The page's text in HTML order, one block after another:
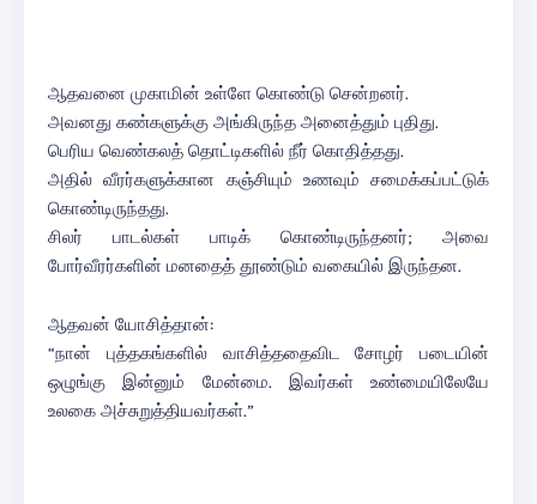
ஆதவனை முகாமின் உள்ளே கொண்டு சென்றனர்.
அவனது கண்களுக்கு அங்கிருந்த அனைத்தும் புதிது.
பெரிய வெண்கலத் தொட்டிகளில் நீர் கொதித்தது.
அதில் வீரர்களுக்கான கஞ்சியும் உணவும் சமைக்கப்பட்டுக்
கொண்டிருந்தது.
சிலர் பாடல்கள் பாடிக் கொண்டிருந்தனர்; அவை
போர்வீரர்களின் மனதைத் தூண்டும் வகையில் இருந்தன.
ஆதவன் யோசித்தான்:
“நான் புத்தகங்களில் வாசித்ததைவிட சோழர் படையின்
ஒழுங்கு இன்னும் மேன்மை. இவர்கள் உண்மையிலேயே
உலகை அச்சுறுத்தியவர்கள்.”